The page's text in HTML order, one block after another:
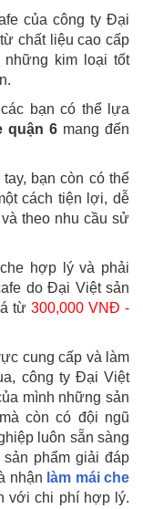
của công ty Đại
chất liệu cao cấp
kim loại tốt
bạn có thể lựa
quận 6 mang đến
bạn còn có thể
cách tiện lợi, dễ
theo nhu cầu sử
hợp lý và phải
do Đại Việt sản
từ 300,000 VNĐ -
cung cấp và làm
công ty Đại Việt
mình những sản
còn có đội ngũ
luôn sẵn sàng
phẩm giải đáp
nhận làm mái che
với chi phí hợp lý.